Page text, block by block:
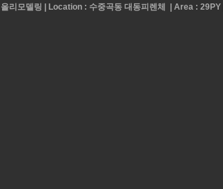
리모델링 | Location : 수중곡동 대동피렌체 | Area : 29PY |